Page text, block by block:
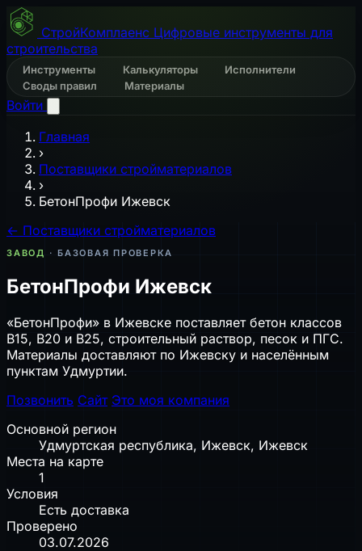
СтройКомплаенс Цифровые инструменты для
строительства
Инструменты Калькуляторы
Исполнители
Своды правил
Материалы
Войти
Главная
›
Поставщики стройматериалов
›
БетонПрофи Ижевск
← Поставщики стройматериалов
ЗАВОД · БАЗОВАЯ ПРОВЕРКА
БетонПрофи Ижевск
«БетонПрофи» в Ижевске поставляет бетон классов
B15, B20 и B25, строительный раствор, песок и ПГС.
Материалы доставляют по Ижевску и населённым
пунктам Удмуртии.
Позвонить Сайт Это моя компания
Основной регион
Удмуртская республика, Ижевск, Ижевск
Места на карте
1
Условия
Есть доставка
Проверено
03.07.2026